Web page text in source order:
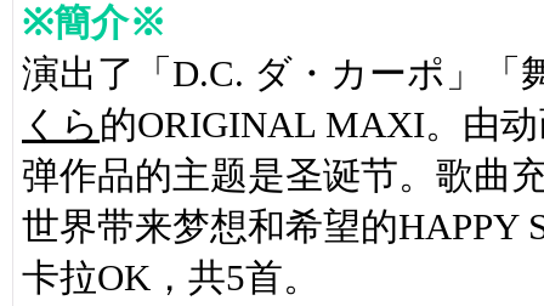
※簡介※
演出了「D.C. ダ・カーポ」「
くら 的ORIGINAL MAXI。由
弹作品的主题是圣诞节。歌曲
世界带来梦想和希望的HAPPY
卡拉OK，共5首。